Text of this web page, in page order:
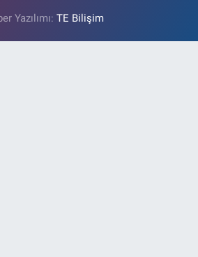
Yazılımı:TE Bilişim